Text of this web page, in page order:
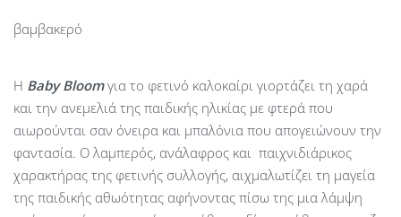
βαμβακερό
Η Baby Bloom για το φετινό καλοκαίρι γιορτάζει τη χαρά
και την ανεμελιά της παιδικής ηλικίας με φτερά που
αιωρούνται σαν όνειρα και μπαλόνια που απογειώνουν την
φαντασία. Ο λαμπερός, ανάλαφρος και παιχνιδιάρικος
χαρακτήρας της φετινής συλλογής, αιχμαλωτίζει τη μαγεία
της παιδικής αθωότητας αφήνοντας πίσω της μια λάμψη